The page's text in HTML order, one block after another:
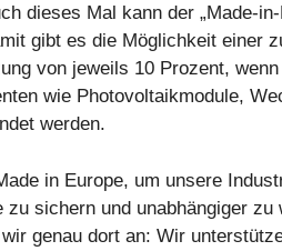
dieses Mal kann der „Made-in-
gibt es die Möglichkeit einer
von jeweils 10 Prozent,
wie Photovoltaikmodule,
werden.
in Europe, um unsere
sichern und unabhängiger zu
genau dort an: Wir